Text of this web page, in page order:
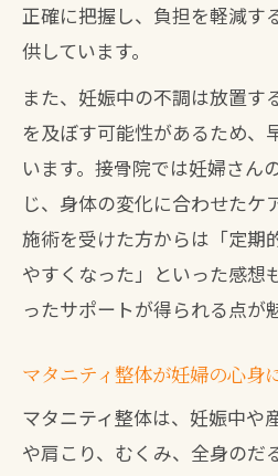
正確に把握し、負担を軽減す
供しています。
また、妊娠中の不調は放置す
を及ぼす可能性があるため、
います。接骨院では妊婦さん
じ、身体の変化に合わせたケ
施術を受けた方からは「定期
やすくなった」といった感想
ったサポートが得られる点が
マタニティ整体が妊婦の心身
マタニティ整体は、妊娠中や
や肩こり、むくみ、全身のだ